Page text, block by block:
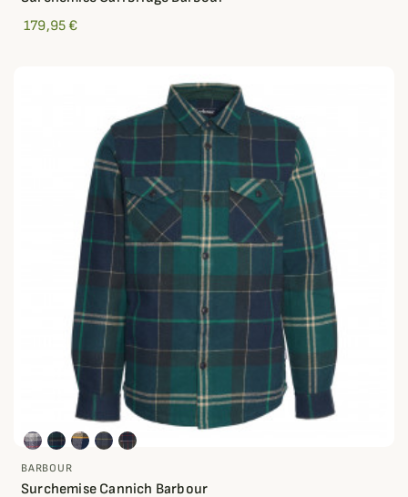
179,95 €
BARBOUR
Surchemise Cannich Barbour